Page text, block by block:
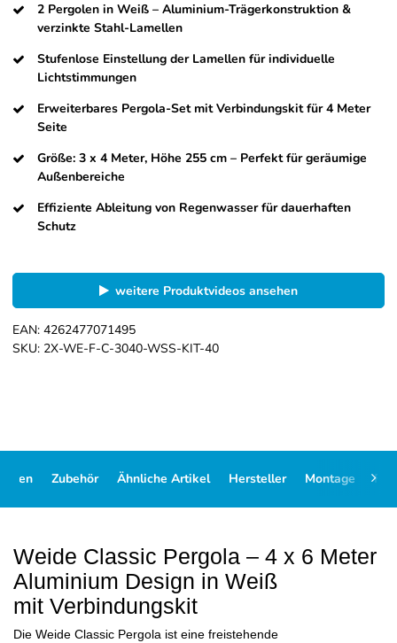
2 Pergolen in Weiß – Aluminium-Trägerkonstruktion &
verzinkte Stahl-Lamellen
Stufenlose Einstellung der Lamellen für individuelle
Lichtstimmungen
Erweiterbares Pergola-Set mit Verbindungskit für 4 Meter
Seite
Größe: 3 x 4 Meter, Höhe 255 cm – Perfekt für geräumige
Außenbereiche
Effiziente Ableitung von Regenwasser für dauerhaften
Schutz
weitere Produktvideos ansehen
EAN: 4262477071495
SKU: 2X-WE-F-C-3040-WSS-KIT-40
Zubehör Ähnliche Artikel Hersteller Montage
Weide Classic Pergola – 4 x 6 Meter
Aluminium Design in Weiß
mit Verbindungskit
Die Weide Classic Pergola ist eine freistehende